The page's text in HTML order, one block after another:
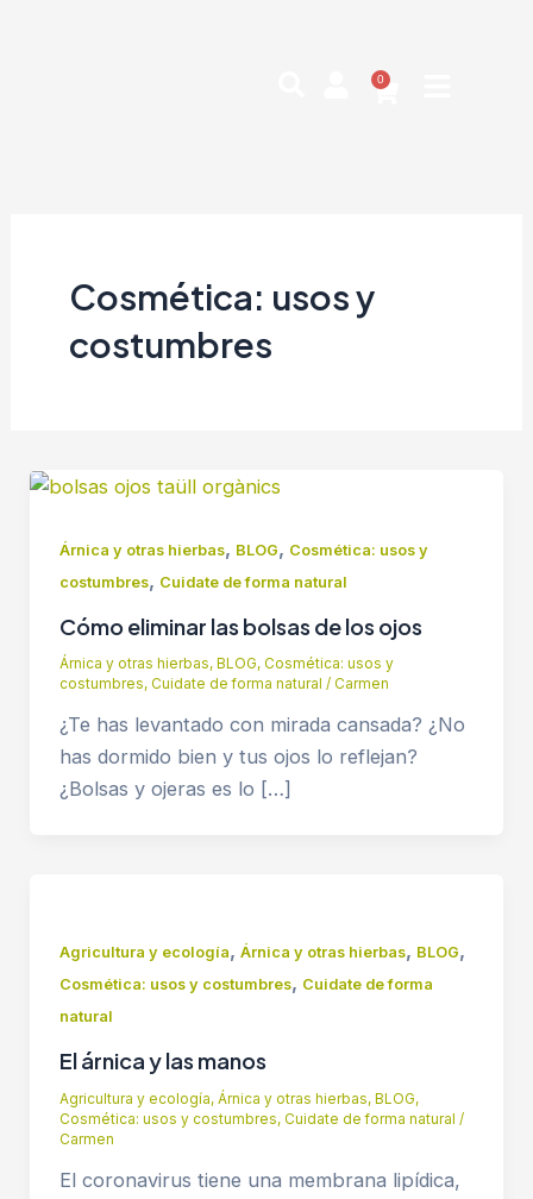
0
Cart
Cosmética: usos y
costumbres
Árnica y otras hierbas, BLOG, Cosmética: usos y
costumbres, Cuidate de forma natural
Cómo eliminar las bolsas de los ojos
Árnica y otras hierbas, BLOG, Cosmética: usos y
costumbres, Cuidate de forma natural / Carmen
¿Te has levantado con mirada cansada? ¿No
has dormido bien y tus ojos lo reflejan?
¿Bolsas y ojeras es lo […]
Agricultura y ecología, Árnica y otras hierbas, BLOG,
Cosmética: usos y costumbres, Cuidate de forma
natural
El árnica y las manos
Agricultura y ecología, Árnica y otras hierbas, BLOG,
Cosmética: usos y costumbres, Cuidate de forma natural /
Carmen
El coronavirus tiene una membrana lipídica,